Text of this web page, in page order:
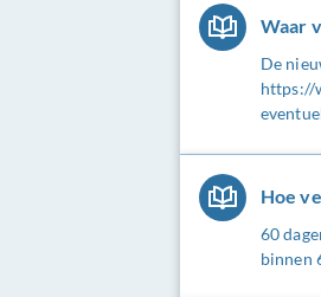
Waar
De
https://
Hoe
60
binnen